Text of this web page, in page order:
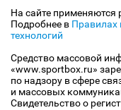
На сайте применяются
Подробнее в Правилах
технологий
Средство массовой
«www.sportbox.ru»
по надзору в сфере
и массовых
Свидетельство о